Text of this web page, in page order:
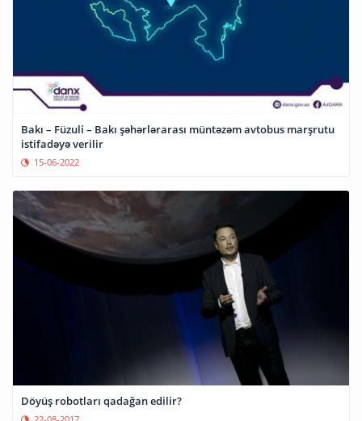
Bakı – Füzuli – Bakı şəhərlərarası müntəzəm avtobus marşrutu
istifadəyə verilir
15-06-2022
Döyüş robotları qadağan edilir?